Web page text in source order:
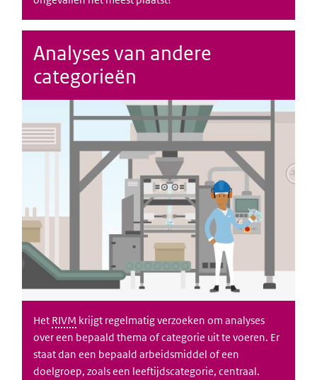
Analyses van andere
categorieën
Het RIVM krijgt regelmatig verzoeken om analyses
over een bepaald thema of categorie uit te voeren. Er
staat dan een bepaald arbeidsmiddel of een
doelgroep, zoals een leeftijdscategorie, centraal.